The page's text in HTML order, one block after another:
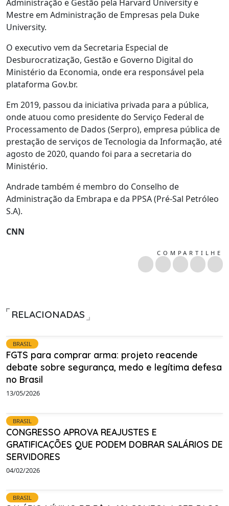
Administração e Gestão pela Harvard University e
Mestre em Administração de Empresas pela Duke
University.
O executivo vem da Secretaria Especial de
Desburocratização, Gestão e Governo Digital do
Ministério da Economia, onde era responsável pela
plataforma Gov.br.
Em 2019, passou da iniciativa privada para a pública,
onde atuou como presidente do Serviço Federal de
Processamento de Dados (Serpro), empresa pública de
prestação de serviços de Tecnologia da Informação, até
agosto de 2020, quando foi para a secretaria do
Ministério.
Andrade também é membro do Conselho de
Administração da Embrapa e da PPSA (Pré-Sal Petróleo
S.A).
CNN
COMPARTILHE
RELACIONADAS
BRASIL
FGTS para comprar arma: projeto reacende
debate sobre segurança, medo e legítima defesa
no Brasil
13/05/2026
BRASIL
CONGRESSO APROVA REAJUSTES E
GRATIFICAÇÕES QUE PODEM DOBRAR SALÁRIOS DE
SERVIDORES
04/02/2026
BRASIL